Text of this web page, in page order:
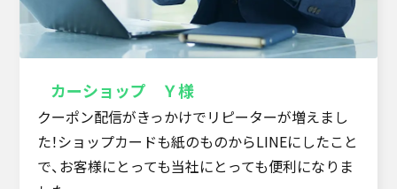
カーショップ Ｙ様
クーポン配信がきっかけでリピーターが増えまし
た！ショップカードも紙のものからLINEにしたこと
で、お客様にとっても当社にとっても便利になりま